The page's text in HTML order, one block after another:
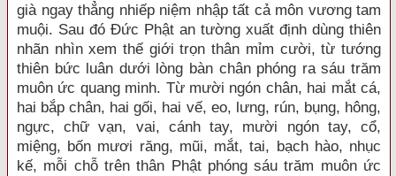
già ngay thẳng nhiếp niệm nhập tất cả môn vương tam
muội. Sau đó Đức Phật an tường xuất định dùng thiên
nhãn nhìn xem thế giới trọn thân mỉm cười, từ tướng
thiên bức luân dưới lòng bàn chân phóng ra sáu trăm
muôn ức quang minh. Từ mười ngón chân, hai mắt cá,
hai bắp chân, hai gối, hai vế, eo, lưng, rún, bụng, hông,
ngực, chữ vạn, vai, cánh tay, mười ngón tay, cổ,
miệng, bốn mươi răng, mũi, mắt, tai, bạch hào, nhục
kế, mỗi chỗ trên thân Phật phóng sáu trăm muôn ức